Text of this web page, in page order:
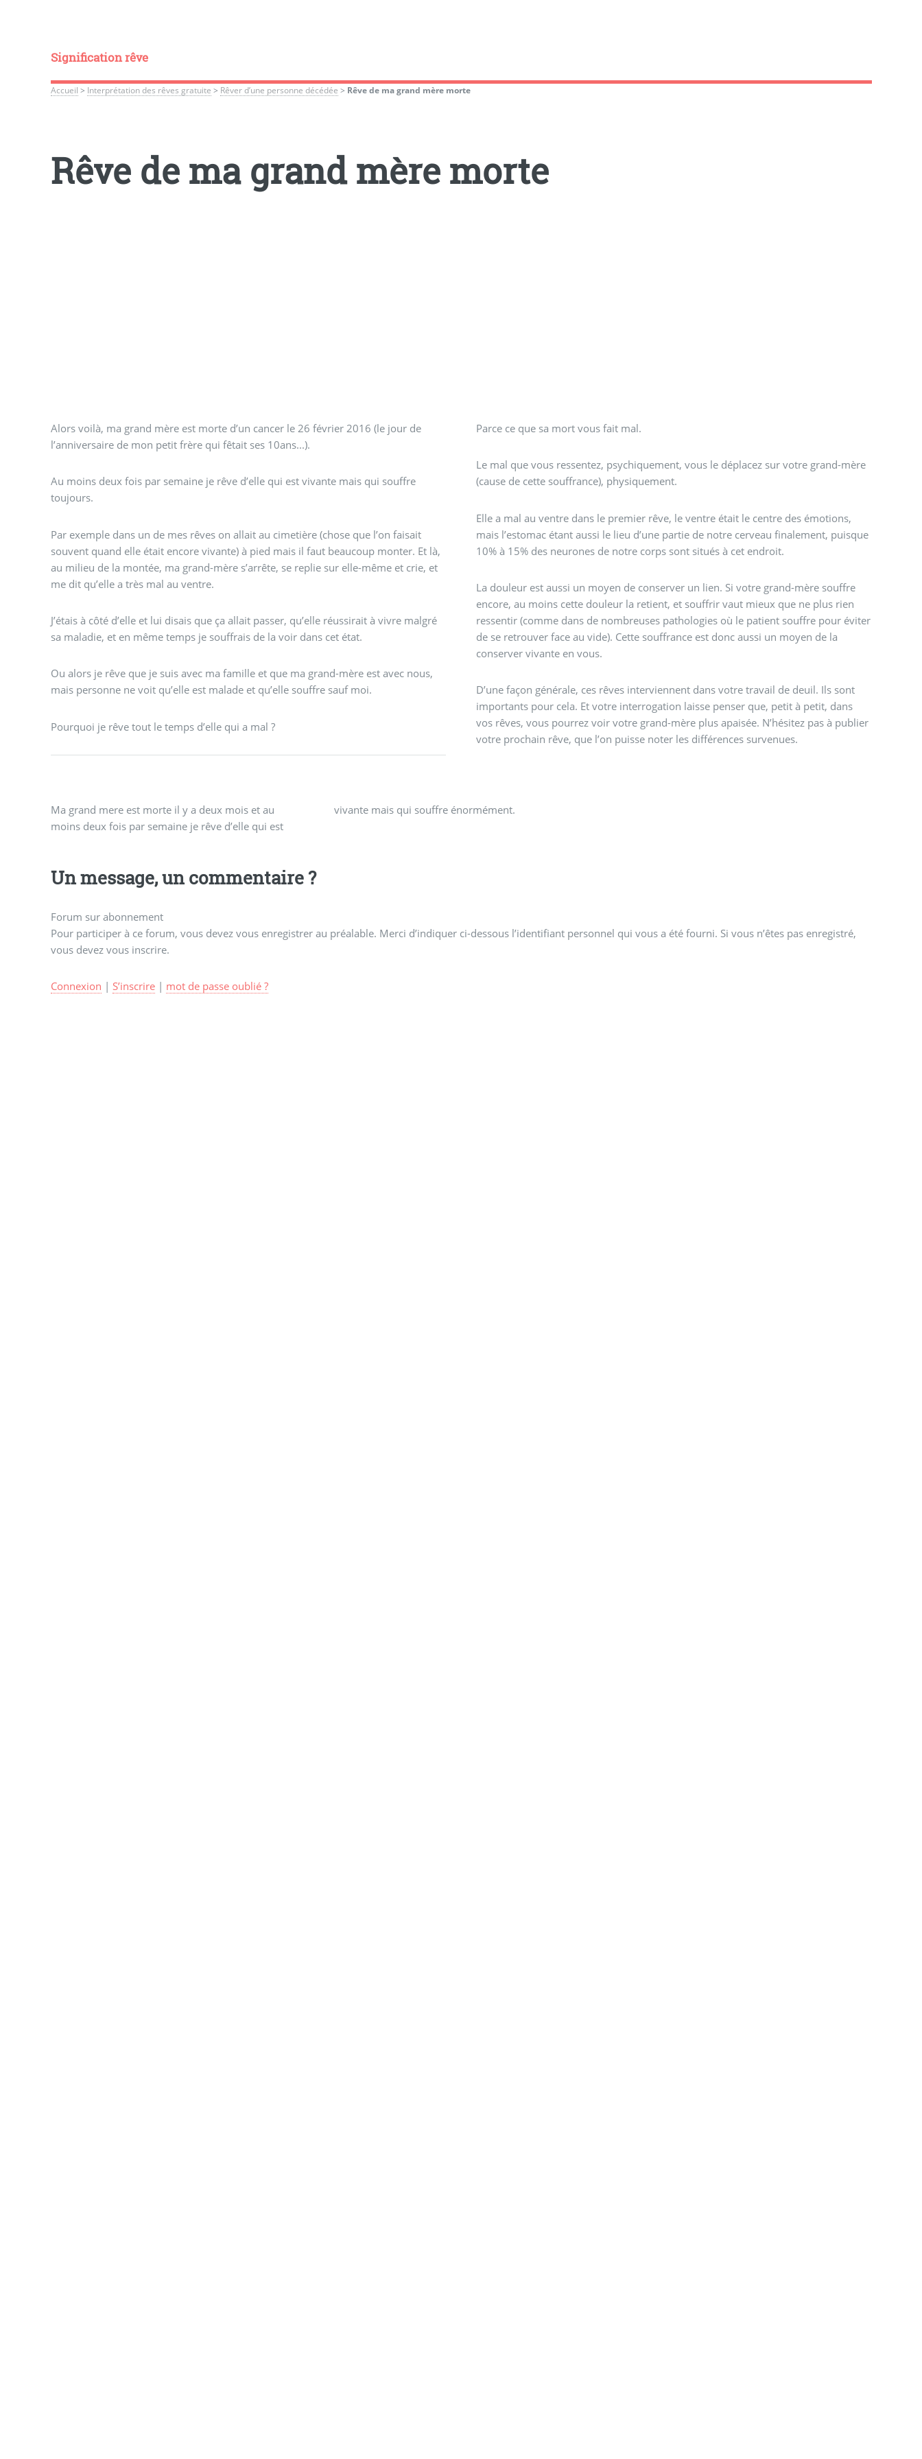
Signification rêve
Accueil > Interprétation des rêves gratuite > Rêver d’une personne décédée > Rêve de ma grand mère morte
Rêve de ma grand mère morte
Alors voilà, ma grand mère est morte d’un cancer le 26 février 2016 (le jour de
l’anniversaire de mon petit frère qui fêtait ses 10ans...).
Au moins deux fois par semaine je rêve d’elle qui est vivante mais qui souffre
toujours.
Par exemple dans un de mes rêves on allait au cimetière (chose que l’on faisait
souvent quand elle était encore vivante) à pied mais il faut beaucoup monter. Et là,
au milieu de la montée, ma grand-mère s’arrête, se replie sur elle-même et crie, et
me dit qu’elle a très mal au ventre.
J’étais à côté d’elle et lui disais que ça allait passer, qu’elle réussirait à vivre malgré
sa maladie, et en même temps je souffrais de la voir dans cet état.
Ou alors je rêve que je suis avec ma famille et que ma grand-mère est avec nous,
mais personne ne voit qu’elle est malade et qu’elle souffre sauf moi.
Pourquoi je rêve tout le temps d’elle qui a mal ?
Parce ce que sa mort vous fait mal.
Le mal que vous ressentez, psychiquement, vous le déplacez sur votre grand-mère
(cause de cette souffrance), physiquement.
Elle a mal au ventre dans le premier rêve, le ventre était le centre des émotions,
mais l’estomac étant aussi le lieu d’une partie de notre cerveau finalement, puisque
10% à 15% des neurones de notre corps sont situés à cet endroit.
La douleur est aussi un moyen de conserver un lien. Si votre grand-mère souffre
encore, au moins cette douleur la retient, et souffrir vaut mieux que ne plus rien
ressentir (comme dans de nombreuses pathologies où le patient souffre pour éviter
de se retrouver face au vide). Cette souffrance est donc aussi un moyen de la
conserver vivante en vous.
D’une façon générale, ces rêves interviennent dans votre travail de deuil. Ils sont
importants pour cela. Et votre interrogation laisse penser que, petit à petit, dans
vos rêves, vous pourrez voir votre grand-mère plus apaisée. N’hésitez pas à publier
votre prochain rêve, que l’on puisse noter les différences survenues.
Ma grand mere est morte il y a deux mois et au
moins deux fois par semaine je rêve d’elle qui est
vivante mais qui souffre énormément.
Un message, un commentaire ?
Forum sur abonnement
Pour participer à ce forum, vous devez vous enregistrer au préalable. Merci d’indiquer ci-dessous l’identifiant personnel qui vous a été fourni. Si vous n’êtes pas enregistré,
vous devez vous inscrire.
Connexion | S’inscrire| mot de passe oublié ?